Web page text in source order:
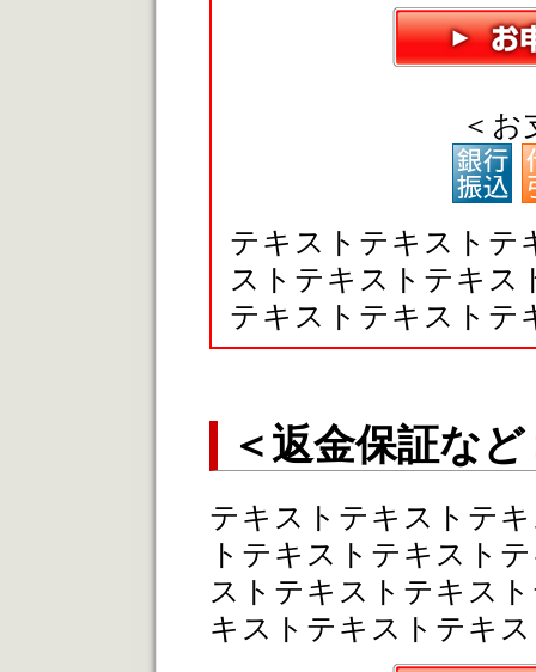
＜お
テキストテキストテ
ストテキストテキス
テキストテキストテ
＜返金保証な
テキストテキストテ
トテキストテキスト
ストテキストテキス
キストテキストテキ